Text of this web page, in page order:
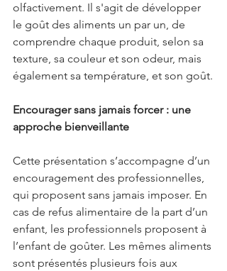
olfactivement. Il s'agit de développer
le goût des aliments un par un, de
comprendre chaque produit, selon sa
texture, sa couleur et son odeur, mais
également sa température, et son goût.
Encourager sans jamais forcer : une
approche bienveillante
Cette présentation s’accompagne d’un
encouragement des professionnelles,
qui proposent sans jamais imposer. En
cas de refus alimentaire de la part d’un
enfant, les professionnels proposent à
l’enfant de goûter. Les mêmes aliments
sont présentés plusieurs fois aux